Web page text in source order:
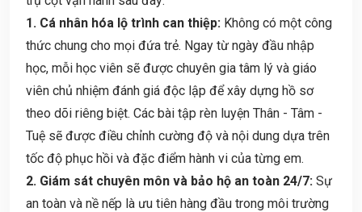
1. Cá nhân hóa lộ trình can thiệp: Không có một công
thức chung cho mọi đứa trẻ. Ngay từ ngày đầu nhập
học, mỗi học viên sẽ được chuyên gia tâm lý và giáo
viên chủ nhiệm đánh giá độc lập để xây dựng hồ sơ
theo dõi riêng biệt. Các bài tập rèn luyện Thân - Tâm -
Tuệ sẽ được điều chỉnh cường độ và nội dung dựa trên
tốc độ phục hồi và đặc điểm hành vi của từng em.
2. Giám sát chuyên môn và bảo hộ an toàn 24/7: Sự
an toàn và nề nếp là ưu tiên hàng đầu trong môi trường